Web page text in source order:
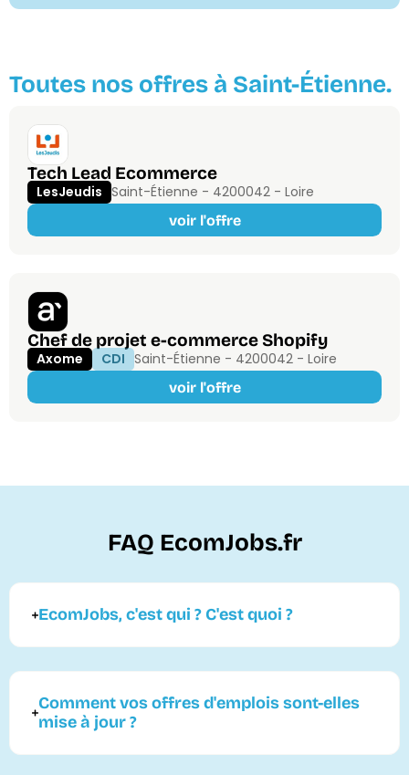
Toutes nos offres à Saint-Étienne.
Tech Lead Ecommerce
LesJeudis Saint-Étienne - 4200042 - Loire
voir l'offre
Chef de projet e-commerce Shopify
Axome CDI Saint-Étienne - 4200042 - Loire
voir l'offre
FAQ EcomJobs.fr
EcomJobs, c'est qui ? C'est quoi ?
Comment vos offres d'emplois sont-elles
mise à jour ?